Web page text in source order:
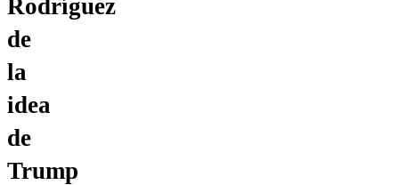
Rodríguez
de
la
idea
de
Trump